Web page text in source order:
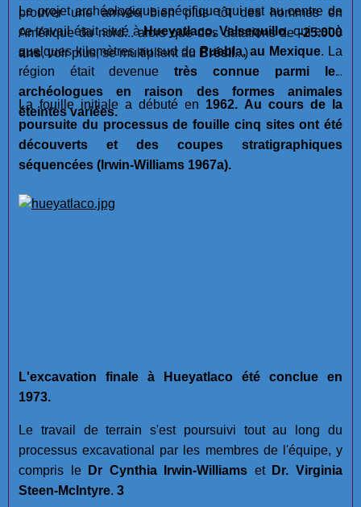
prouver une arrivée bien plus tôt des hommes en
Amérique du nord... alors que des datations de-25.000
ans, voir plus, se multiplient au Brésil...)
Le projet archéologique spécifique qui est au centre de
ce travail était situé àHueyatlaco, Valsequillo, qui est à
quelques kilomètres au sud de Puebla, au Mexique. La
région était devenue très connue parmi les
archéologues en raison des formes animales
éteintes variées.
La fouille initiale a débuté en 1962. Au cours de la
poursuite du processus de fouille cinq sites ont été
découverts et des coupes stratigraphiques
séquencées (Irwin-Williams 1967a).
L'excavation finale à Hueyatlaco été conclue en
1973.
Le travail de terrain s'est poursuivi tout au long du
processus excavational par les membres de l'équipe, y
compris le
Dr Cynthia Irwin-Williams et Dr. Virginia
Steen-McIntyre. 3